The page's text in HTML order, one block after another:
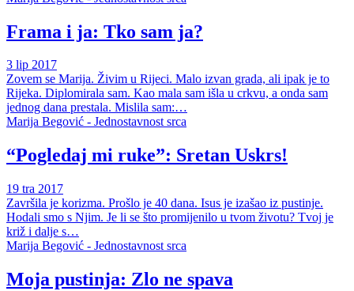
Frama i ja: Tko sam ja?
3 lip 2017
Zovem se Marija. Živim u Rijeci. Malo izvan grada, ali ipak je to
Rijeka. Diplomirala sam. Kao mala sam išla u crkvu, a onda sam
jednog dana prestala. Mislila sam:…
Marija Begović - Jednostavnost srca
“Pogledaj mi ruke”: Sretan Uskrs!
19 tra 2017
Završila je korizma. Prošlo je 40 dana. Isus je izašao iz pustinje.
Hodali smo s Njim. Je li se što promijenilo u tvom životu? Tvoj je
križ i dalje s…
Marija Begović - Jednostavnost srca
Moja pustinja: Zlo ne spava